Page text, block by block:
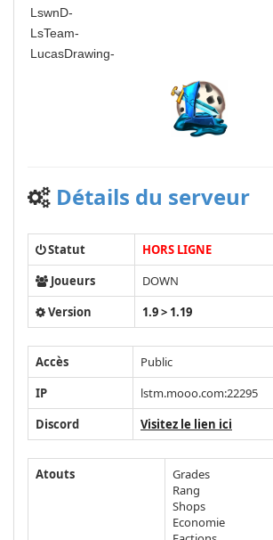
LswnD-
LsTeam-
LucasDrawing-
Détails du serveur
Statut
HORS LIGNE
Joueurs
DOWN
Version
1.9 > 1.19
Accès
Public
IP
lstm.mooo.com:22295
Discord
Visitez le lien ici
Atouts
Grades
Rang
Shops
Economie